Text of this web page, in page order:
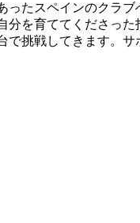
ったスペインのクラ
を育ててくださった
で挑戦してきます。